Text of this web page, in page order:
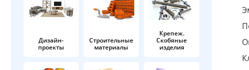
Дизайн-
проекты
Строительные
материалы
Крепеж.
Скобяные
изделия
на